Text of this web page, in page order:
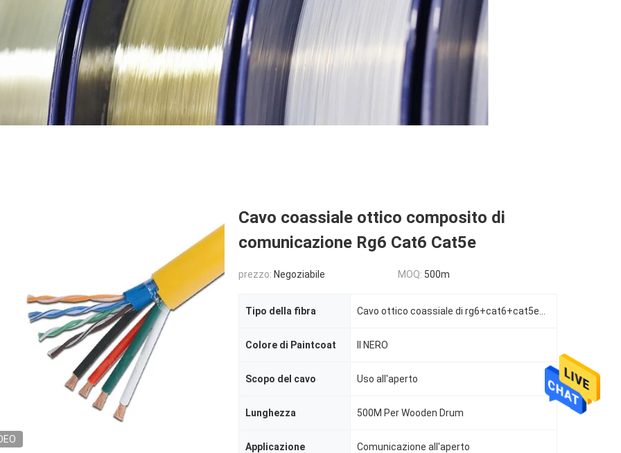
Cavo coassiale ottico composito di
comunicazione Rg6 Cat6 Cat5e
prezzo: Negoziabile MOQ: 500m
Tipo della fibra
Colore di Paintcoat Il NERO
Scopo del cavo Uso all'aperto
Lunghezza 500M Per Wooden Drum
Applicazione Comunicazione all'aperto